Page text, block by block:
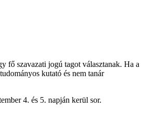
fő szavazati jogú tagot választanak. Ha a
kutató és nem tanár
4. és 5. napján kerül sor.